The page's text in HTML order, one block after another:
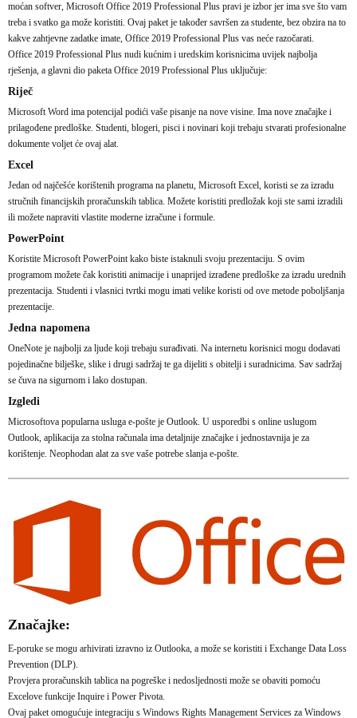
moćan softver, Microsoft Office 2019 Professional Plus pravi je izbor jer ima sve što vam
treba i svatko ga može koristiti. Ovaj paket je također savršen za studente, bez obzira na to
kakve zahtjevne zadatke imate, Office 2019 Professional Plus vas neće razočarati.
Office 2019 Professional Plus nudi kućnim i uredskim korisnicima uvijek najbolja
rješenja, a glavni dio paketa Office 2019 Professional Plus uključuje:
Riječ
Microsoft Word ima potencijal podići vaše pisanje na nove visine. Ima nove značajke i
prilagođene predloške. Studenti, blogeri, pisci i novinari koji trebaju stvarati profesionalne
dokumente voljet će ovaj alat.
Excel
Jedan od najčešće korištenih programa na planetu, Microsoft Excel, koristi se za izradu
stručnih financijskih proračunskih tablica. Možete koristiti predložak koji ste sami izradili
ili možete napraviti vlastite moderne izračune i formule.
PowerPoint
Koristite Microsoft PowerPoint kako biste istaknuli svoju prezentaciju. S ovim
programom možete čak koristiti animacije i unaprijed izrađene predloške za izradu urednih
prezentacija. Studenti i vlasnici tvrtki mogu imati velike koristi od ove metode poboljšanja
prezentacije.
Jedna napomena
OneNote je najbolji za ljude koji trebaju surađivati. Na internetu korisnici mogu dodavati
pojedinačne bilješke, slike i drugi sadržaj te ga dijeliti s obitelji i suradnicima. Sav sadržaj
se čuva na sigurnom i lako dostupan.
Izgledi
Microsoftova popularna usluga e-pošte je Outlook. U usporedbi s online uslugom
Outlook, aplikacija za stolna računala ima detaljnije značajke i jednostavnija je za
korištenje. Neophodan alat za sve vaše potrebe slanja e-pošte.
Značajke:
E-poruke se mogu arhivirati izravno iz Outlooka, a može se koristiti i Exchange Data Loss
Prevention (DLP).
Provjera proračunskih tablica na pogreške i nedosljednosti može se obaviti pomoću
Excelove funkcije Inquire i Power Pivota.
Ovaj paket omogućuje integraciju s Windows Rights Management Services za Windows